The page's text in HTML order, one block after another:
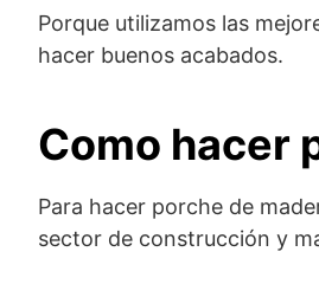
Porque utilizamos las
hacer buenos acabados.
Como hacer
Para hacer porche de
sector de construcción y